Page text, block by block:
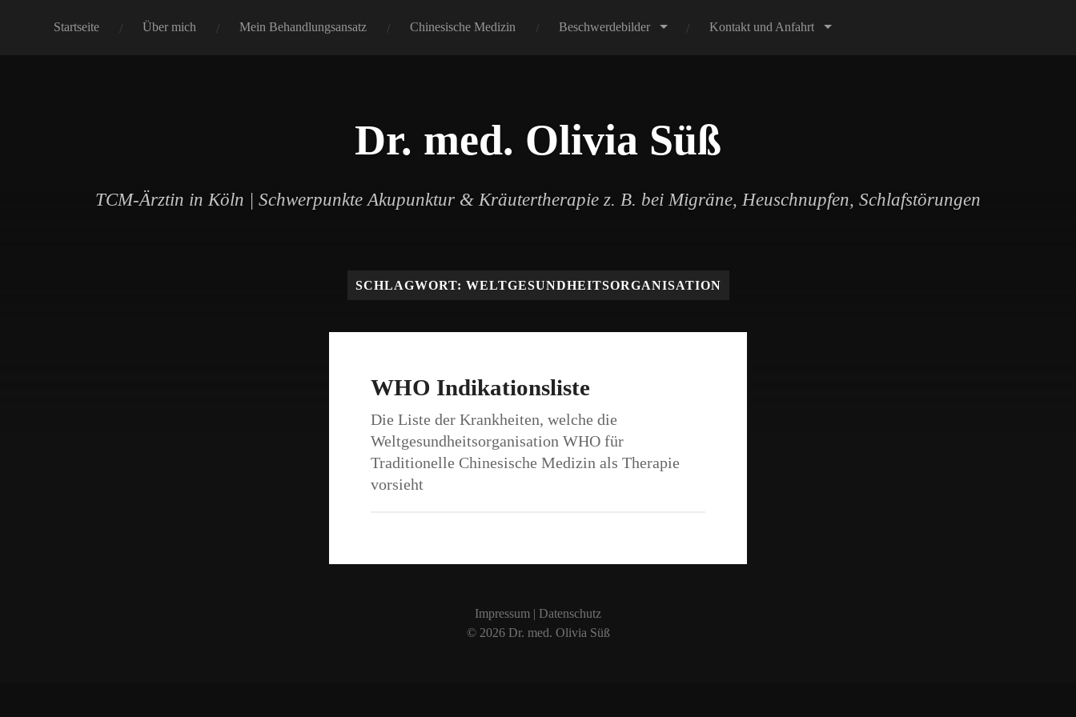
Startseite Über mich Mein Behandlungsansatz Chinesische Medizin Beschwerdebilder Kontakt und Anfahrt
Dr. med. Olivia Süß
TCM-Ärztin in Köln | Schwerpunkte Akupunktur & Kräutertherapie z. B. bei Migräne, Heuschnupfen, Schlafstörungen
SCHLAGWORT: WELTGESUNDHEITSORGANISATION
WHO Indikationsliste
Die Liste der Krankheiten, welche die
Weltgesundheitsorganisation WHO für
Traditionelle Chinesische Medizin als Therapie
vorsieht
Impressum
Datenschutz
© 2026 Dr. med. Olivia Süß